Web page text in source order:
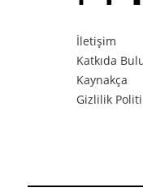
İletişim
Katkıda
Kaynakça
Gizlilik